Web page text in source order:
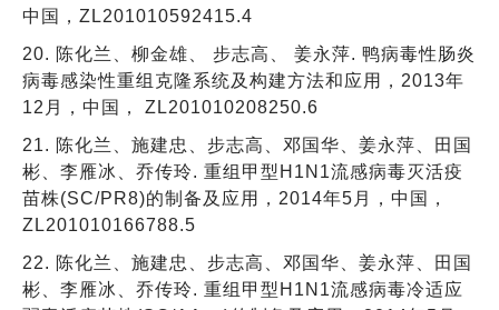
中国，ZL201010592415.4
20. 陈化兰、柳金雄、 步志高、 姜永萍. 鸭病毒性肠炎
病毒感染性重组克隆系统及构建方法和应用，2013年
12月，中国， ZL201010208250.6
21. 陈化兰、施建忠、步志高、邓国华、姜永萍、田国
彬、李雁冰、乔传玲. 重组甲型H1N1流感病毒灭活疫
苗株(SC/PR8)的制备及应用，2014年5月，中国，
ZL201010166788.5
22. 陈化兰、施建忠、步志高、邓国华、姜永萍、田国
彬、李雁冰、乔传玲. 重组甲型H1N1流感病毒冷适应